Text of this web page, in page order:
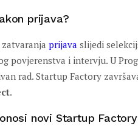
prijava?
prijava slijedi
povjerenstva i intervju. U
rad. Startup Factory
.
novi Startup